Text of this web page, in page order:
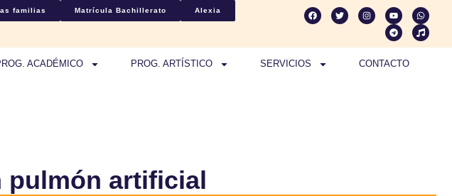
familias Matrícula Bachillerato Alexia
ACADÉMICO PROG. ARTÍSTICO SERVICIOS CONTACTO
pulmón artificial